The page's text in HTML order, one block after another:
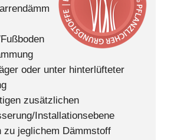
oder unter hinterlüfteter
zusätzlichen
Installationsebene
zu jeglichem Dämmstoff